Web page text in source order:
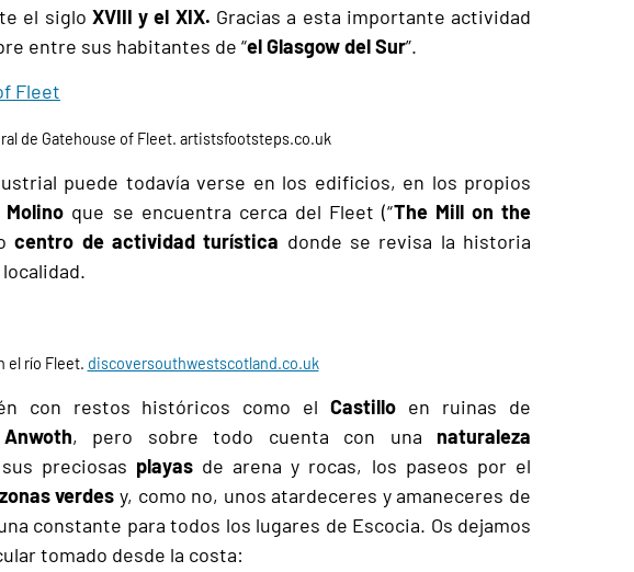
el siglo XVIII y el XIX. Gracias a esta importante actividad
entre sus habitantes de “el Glasgow del Sur”.
de Gatehouse of Fleet. artistsfootsteps.co.uk
puede todavía verse en los edificios, en los propios
Molino que se encuentra cerca del Fleet (“The Mill on the
centro de actividad turística donde se revisa la historia
el río Fleet. discoversouthwestscotland.co.uk
con restos históricos como elCastillo en ruinas de
Anwoth, pero sobre todo cuenta con una naturaleza
preciosas playasde arena y rocas, los paseos por el
zonas verdes y, como no, unos atardeceres y amaneceres de
constante para todos los lugares de Escocia. Os dejamos
tomado desde la costa: